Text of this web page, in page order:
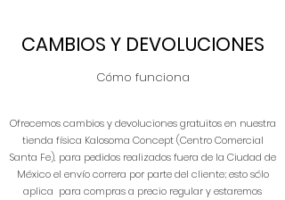
CAMBIOS Y DEVOLUCIONES
Cómo funciona
Ofrecemos cambios y devoluciones gratuitos en nuestra
tienda física Kalosoma Concept (Centro Comercial
Santa Fe), para pedidos realizados fuera de la Ciudad de
México el envío correra por parte del cliente; esto sólo
aplica para compras a precio regular y estaremos